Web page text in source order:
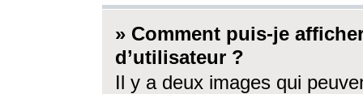
» Comment puis-je
d’utilisateur ?
Il y a deux images qui